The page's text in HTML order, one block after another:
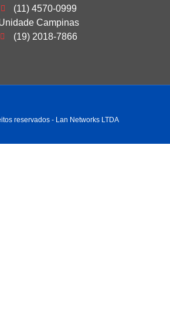
(11) 4570-0999
Campinas
(19) 2018-7866
reservados - Lan Networks LTDA